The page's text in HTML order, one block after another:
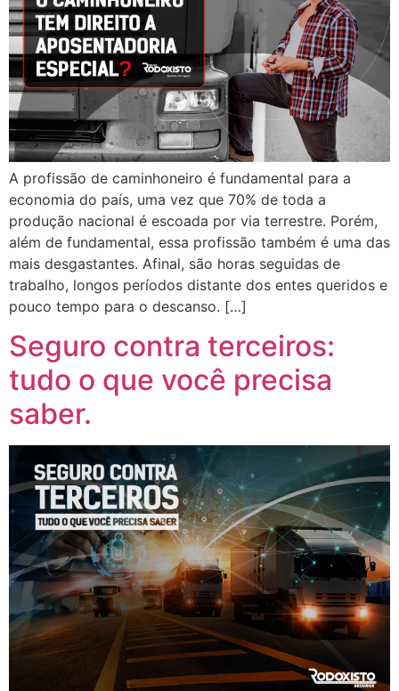
A profissão de caminhoneiro é fundamental para a
economia do país, uma vez que 70% de toda a
produção nacional é escoada por via terrestre. Porém,
além de fundamental, essa profissão também é uma das
mais desgastantes. Afinal, são horas seguidas de
trabalho, longos períodos distante dos entes queridos e
pouco tempo para o descanso. […]
Seguro contra terceiros:
tudo o que você precisa
saber.